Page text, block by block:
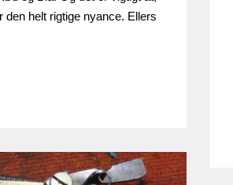
helt rigtige nyance. Ellers